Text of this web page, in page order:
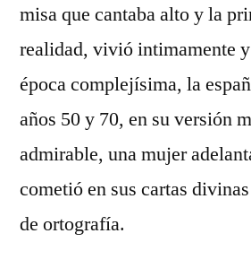
misa que cantaba alto y la
realidad, vivió intimamente
época complejísima, la
años 50 y 70, en su versión
admirable, una mujer
cometió en sus cartas
de ortografía.